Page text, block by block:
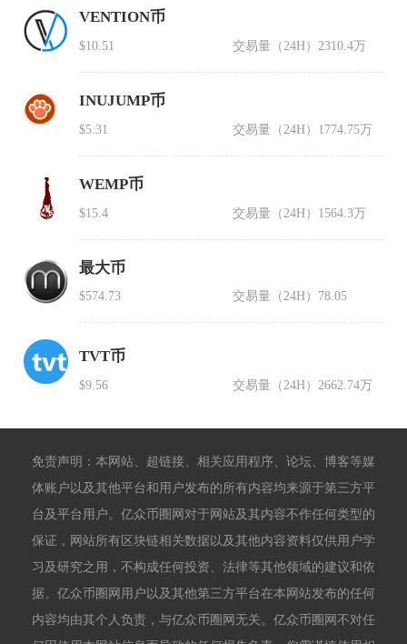
VENTION币
$10.51 交易量（24H） 2310.4万
INUJUMP币
$5.31 交易量（24H） 1774.75万
WEMP币
$15.4 交易量（24H） 1564.3万
最大币
$574.73 交易量（24H） 78.05
TVT币
$9.56 交易量（24H） 2662.74万
免责声明：本网站、超链接、相关应用程序、论坛、博客等媒
体账户以及其他平台和用户发布的所有内容均来源于第三方平
台及平台用户。亿众币圈网对于网站及其内容不作任何类型的
保证，网站所有区块链相关数据以及其他内容资料仅供用户学
习及研究之用，不构成任何投资、法律等其他领域的建议和依
据。亿众币圈网用户以及其他第三方平台在本网站发布的任何
内容均由其个人负责，与亿众币圈网无关。亿众币圈网不对任